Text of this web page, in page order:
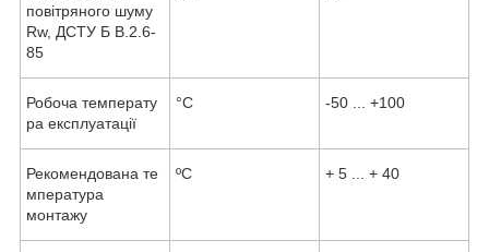
повітряного шуму
Rw, ДСТУ Б В.2.6-
85
Робоча температу
ра експлуатації
°С -50 ... +100
Рекомендована те
мпература
монтажу
ºС + 5 ... + 40